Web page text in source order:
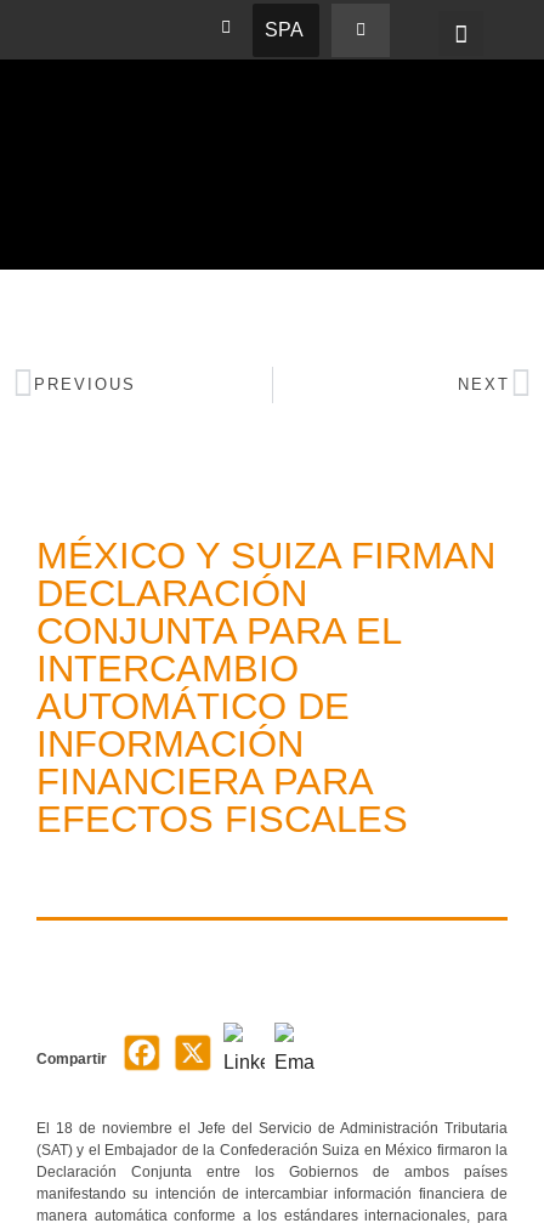
SPA
PREVIOUS NEXT
MÉXICO Y SUIZA FIRMAN
DECLARACIÓN
CONJUNTA PARA EL
INTERCAMBIO
AUTOMÁTICO DE
INFORMACIÓN
FINANCIERA PARA
EFECTOS FISCALES
Compartir
El 18 de noviembre el Jefe del Servicio de Administración Tributaria
(SAT) y el Embajador de la Confederación Suiza en México firmaron la
Declaración Conjunta entre los Gobiernos de ambos países
manifestando su intención de intercambiar información financiera de
manera automática conforme a los estándares internacionales, para